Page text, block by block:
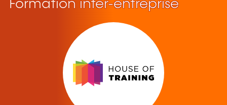
Formation inter-entreprise